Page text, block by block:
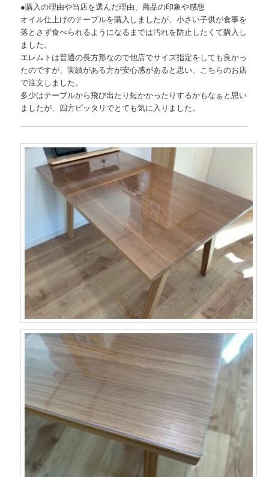
●購入の理由や当店を選んだ理由、商品の印象や感想
オイル仕上げのテーブルを購入しましたが、小さい子供が食事を
落とさず食べられるようになるまでは汚れを防止したくて購入し
ました。
エレムトは普通の長方形なので他店でサイズ指定をしても良かっ
たのですが、実績がある方が安心感があると思い、こちらのお店
で注文しました。
多少はテーブルから飛び出たり短かかったりするかもなぁと思い
ましたが、四方ピッタリでとても気に入りました。